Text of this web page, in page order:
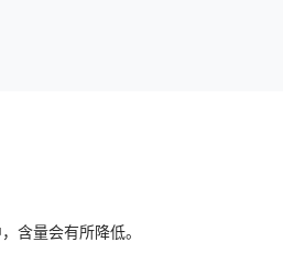
含量会有所降低。